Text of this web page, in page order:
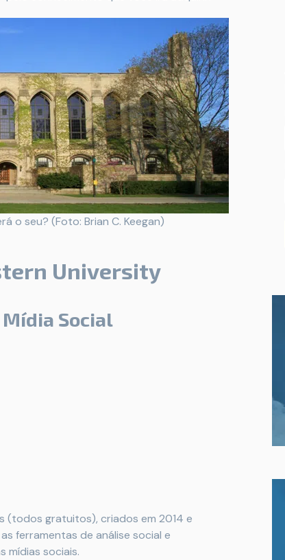
o seu? (Foto: Brian C. Keegan)
University
Social
(todos gratuitos), criados em 2014 e
ferramentas de análise social e
mídias sociais.